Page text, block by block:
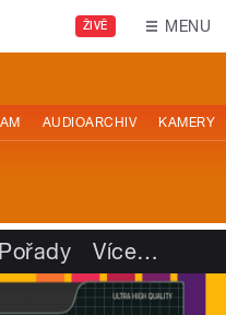
ŽIVĚ MENU
AUDIOARCHIV KAMERY
Pořady Více…